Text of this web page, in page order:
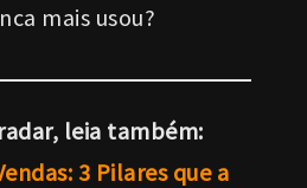
mais usou?
leia também:
3 Pilares que a